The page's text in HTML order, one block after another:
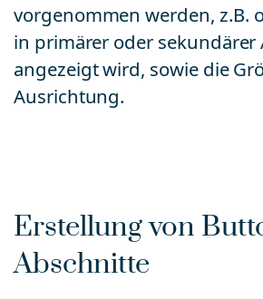
vorgenommen werden, z.B.
in primärer oder
angezeigt wird, sowie die
Ausrichtung.
Erstellung von
Abschnitte